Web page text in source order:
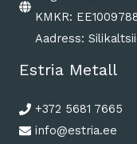
KMKR:
Aadress:
Estria Metall
+372 5681 7665
info@estria.ee